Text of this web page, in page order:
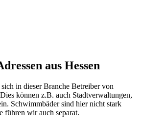
aus Hessen
in dieser Branche Betreiber von
können z.B. auch Stadtverwaltungen,
Schwimmbäder sind hier nicht stark
führen wir auch separat.